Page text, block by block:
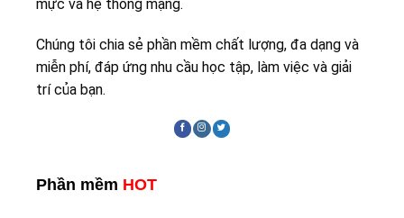
mực và hệ thống mạng.
Chúng tôi chia sẻ phần mềm chất lượng, đa dạng và
miễn phí, đáp ứng nhu cầu học tập, làm việc và giải
trí của bạn.
Phần mềm HOT